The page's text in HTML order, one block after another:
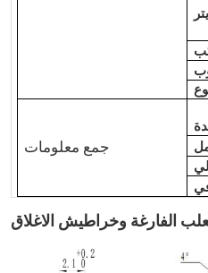
جمع معلومات
الفارغة وخراطيش الاغلاق